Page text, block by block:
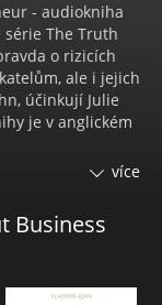
- audiokniha
The Truth
o rizicích
ale i jejich
účinkují Julie
je v anglickém
one, what
family
více
Business